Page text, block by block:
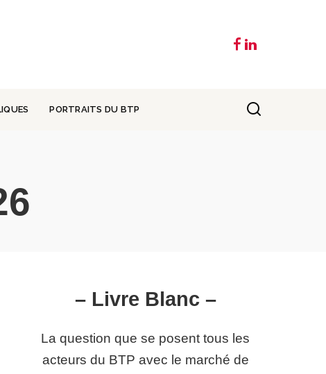
PORTRAITS DU BTP
– Livre Blanc –
La question que se posent tous les
acteurs du BTP avec le marché de